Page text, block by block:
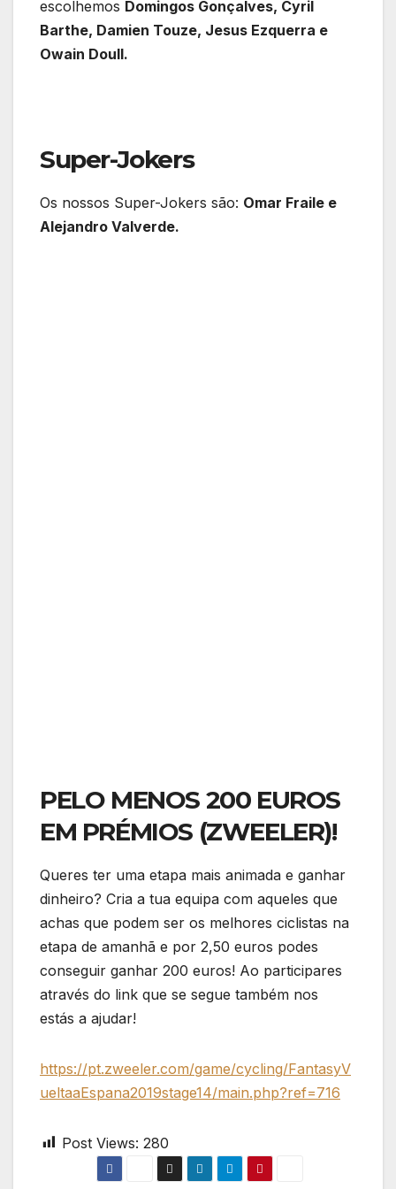
escolhemos Domingos Gonçalves, Cyril
Barthe, Damien Touze, Jesus Ezquerra e
Owain Doull.
Super-Jokers
Os nossos Super-Jokers são: Omar Fraile e
Alejandro Valverde.
PELO MENOS 200 EUROS
EM PRÉMIOS (ZWEELER)!
Queres ter uma etapa mais animada e ganhar
dinheiro? Cria a tua equipa com aqueles que
achas que podem ser os melhores ciclistas na
etapa de amanhã e por 2,50 euros podes
conseguir ganhar 200 euros! Ao participares
através do link que se segue também nos
estás a ajudar!
https://pt.zweeler.com/game/cycling/FantasyV
ueltaaEspana2019stage14/main.php?ref=716
Post Views: 280